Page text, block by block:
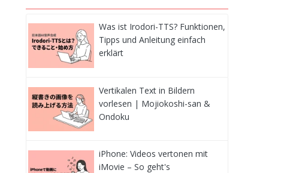
Was ist Irodori-TTS? Funktionen,
Tipps und Anleitung einfach
erklärt
Vertikalen Text in Bildern
vorlesen | Mojiokoshi-san &
Ondoku
iPhone: Videos vertonen mit
iMovie – So geht's